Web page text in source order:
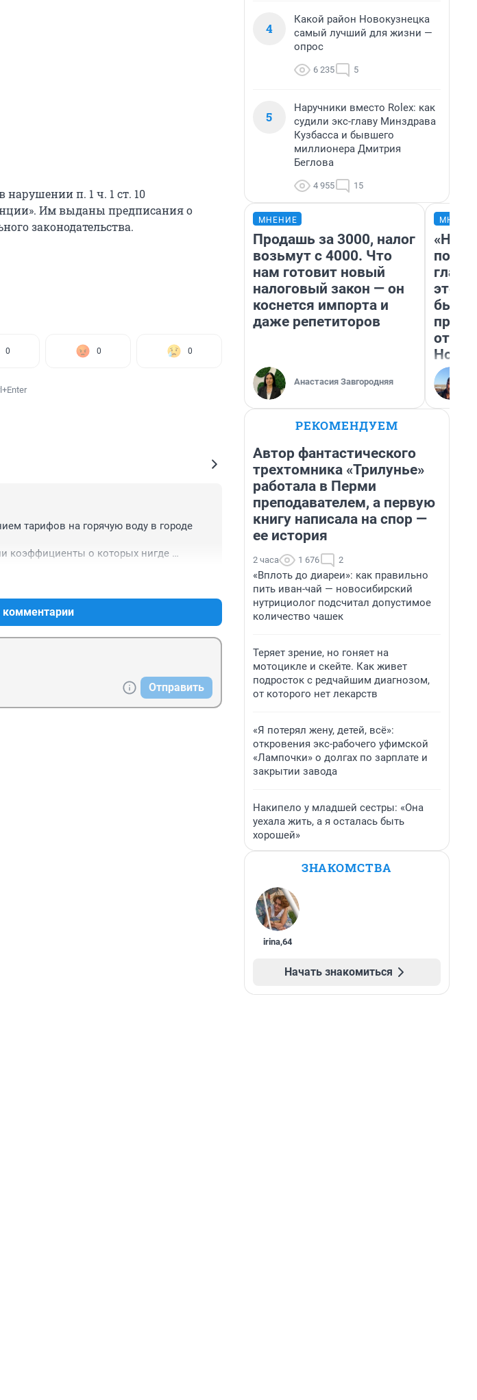
п. 1 ч. 1 ст. 10
Им выданы предписания о
законодательства.
0 0 0
тарифов на горячую воду в городе
коэффициенты о которых нигде
комментарии
Отправить
4
Какой район Новокузнецка
самый лучший для жизни —
опрос
6 235 5
5
Наручники вместо Rolex: как
судили экс-главу Минздрава
Кузбасса и бывшего
миллионера Дмитрия
Беглова
4 955 15
МНЕНИЕ
Продашь за 3000, налог
возьмут с 4000. Что
нам готовит новый
налоговый закон — он
коснется импорта и
даже репетиторов
Анастасия Завгородняя
этого
бьет
РЕКОМЕНДУЕМ
Автор фантастического
трехтомника «Трилунье»
работала в Перми
преподавателем, а первую
книгу написала на спор —
ее история
2 часа 1 676 2
«Вплоть до диареи»: как правильно
пить иван-чай — новосибирский
нутрициолог подсчитал допустимое
количество чашек
Теряет зрение, но гоняет на
мотоцикле и скейте. Как живет
подросток с редчайшим диагнозом,
от которого нет лекарств
«Я потерял жену, детей, всё»:
откровения экс-рабочего уфимской
«Лампочки» о долгах по зарплате и
закрытии завода
Накипело у младшей сестры: «Она
уехала жить, а я осталась быть
хорошей»
ЗНАКОМСТВА
irina,64
Начать знакомиться